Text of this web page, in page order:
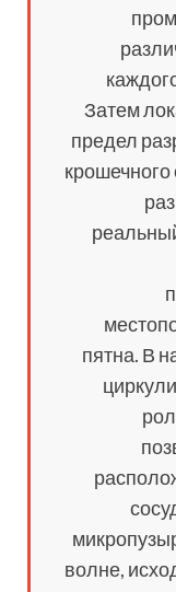
Затем
предел
крошечного
пятна. В
волне,